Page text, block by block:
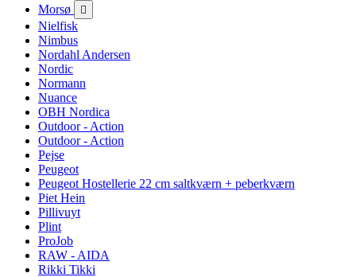
Morsø

Nielfisk
Nimbus
Nordahl Andersen
Nordic
Normann
Nuance
OBH Nordica
Outdoor - Action
Outdoor - Action
Pejse
Peugeot
Peugeot Hostellerie 22 cm saltkværn + peberkværn
Piet Hein
Pillivuyt
Plint
ProJob
RAW - AIDA
Rikki Tikki